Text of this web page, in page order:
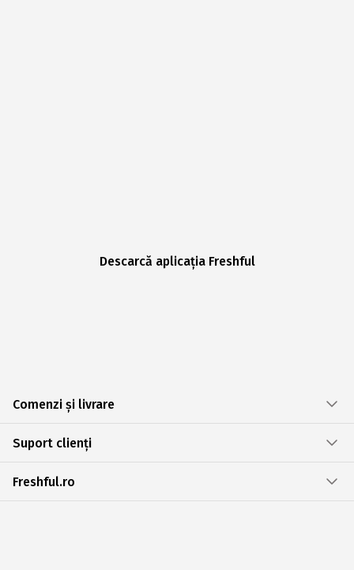
Descarcă aplicația Freshful
Comenzi și livrare
Suport clienți
Freshful.ro